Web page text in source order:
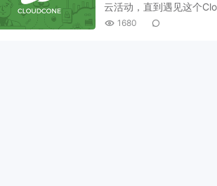
云活动，直到遇见这个
1680